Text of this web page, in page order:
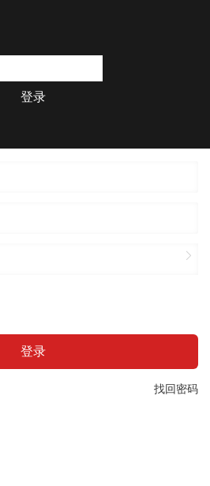
登录
登录
找回密码